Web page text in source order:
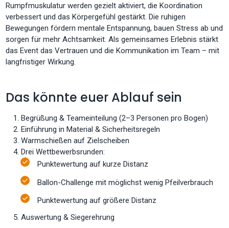
Rumpfmuskulatur werden gezielt aktiviert, die Koordination
verbessert und das Körpergefühl gestärkt. Die ruhigen
Bewegungen fördern mentale Entspannung, bauen Stress ab und
sorgen für mehr Achtsamkeit. Als gemeinsames Erlebnis stärkt
das Event das Vertrauen und die Kommunikation im Team – mit
langfristiger Wirkung.
Das könnte euer Ablauf sein
Begrüßung & Teameinteilung (2–3 Personen pro Bogen)
Einführung in Material & Sicherheitsregeln
Warmschießen auf Zielscheiben
Drei Wettbewerbsrunden:
Punktewertung auf kurze Distanz
Ballon-Challenge mit möglichst wenig Pfeilverbrauch
Punktewertung auf größere Distanz
Auswertung & Siegerehrung